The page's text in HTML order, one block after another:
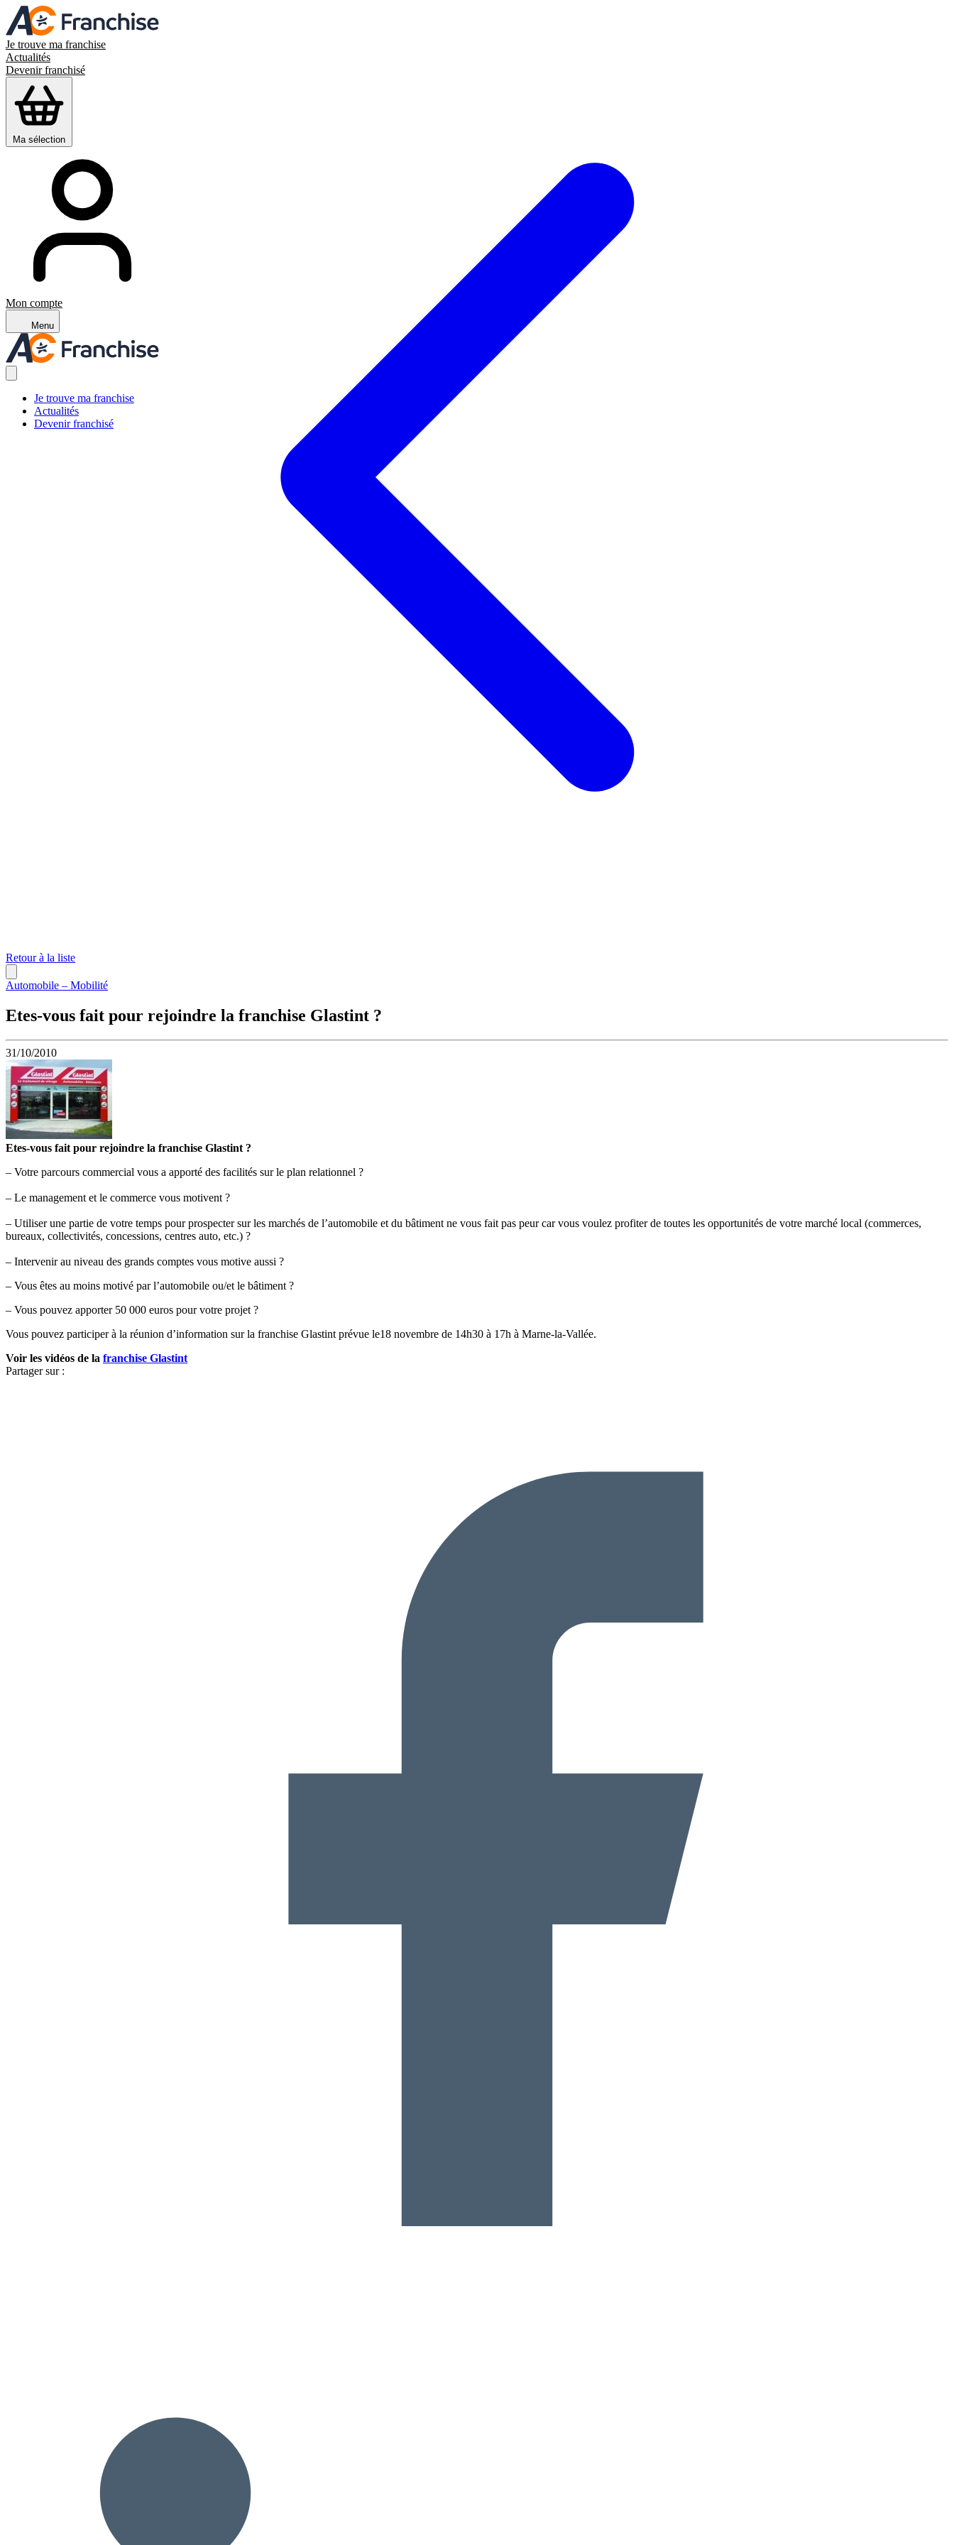
Je trouve ma franchise
Actualités
Devenir franchisé
Ma sélection
Mon compte
Menu
Je trouve ma franchise
Actualités
Devenir franchisé
Retour à la liste
Automobile – Mobilité
Etes-vous fait pour rejoindre la franchise Glastint ?
31/10/2010
Etes-vous fait pour rejoindre la franchise Glastint ?
– Votre parcours commercial vous a apporté des facilités sur le plan relationnel ?
– Le management et le commerce vous motivent ?
– Utiliser une partie de votre temps pour prospecter sur les marchés de l’automobile et du bâtiment ne vous fait pas peur car vous voulez profiter de toutes les opportunités de votre marché local (commerces,
bureaux, collectivités, concessions, centres auto, etc.) ?
– Intervenir au niveau des grands comptes vous motive aussi ?
– Vous êtes au moins motivé par l’automobile ou/et le bâtiment ?
– Vous pouvez apporter 50 000 euros pour votre projet ?
Vous pouvez participer à la réunion d’information sur la franchise Glastint prévue le18 novembre de 14h30 à 17h à Marne-la-Vallée.
Voir les vidéos de la franchise Glastint
Partager sur :